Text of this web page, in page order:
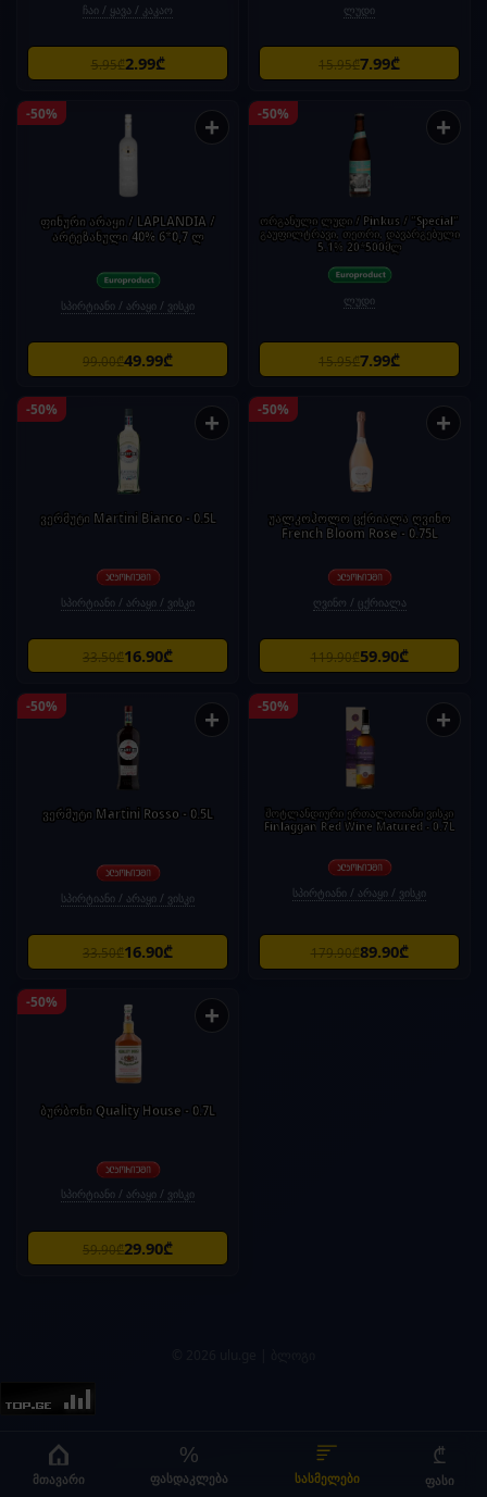
ჩაი / ყავა / კაკაო
5.95₾2.99₾
ლუდი
15.95₾7.99₾
-50% +
ფინური არაყი / LAPLANDIA /
არტეზანული 40% 6*0,7 ლ
სპირტიანი / არაყი / ვისკი
99.00₾49.99₾
-50% +
ორგანული ლუდი / Pinkus / "Special"
გაუფილტრავი, თეთრი, დავარგებული
5.1% 20*500მლ
ლუდი
15.95₾7.99₾
-50% +
ვერმუტი Martini Bianco - 0.5L
სპირტიანი / არაყი / ვისკი
33.50₾16.90₾
-50% +
უალკოჰოლო ცქრიალა ღვინო
French Bloom Rose - 0.75L
ღვინო / ცქრიალა
119.90₾59.90₾
-50% +
ვერმუტი Martini Rosso - 0.5L
სპირტიანი / არაყი / ვისკი
33.50₾16.90₾
-50% +
შოტლანდიური ერთალაოიანი ვისკი
Finlaggan Red Wine Matured - 0.7L
სპირტიანი / არაყი / ვისკი
179.90₾89.90₾
-50% +
ბურბონი Quality House - 0.7L
სპირტიანი / არაყი / ვისკი
59.90₾29.90₾
მთავარი
%
ფასდაკლება სასმელები
₾
ფასი